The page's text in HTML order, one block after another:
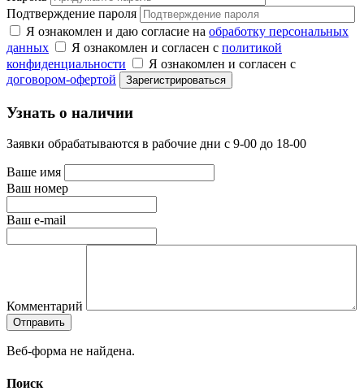
Подтверждение пароля
Я ознакомлен и даю согласие на обработку персональных
данных
Я ознакомлен и согласен с политикой
конфиденциальности
Я ознакомлен и согласен с
договором-офертой
Узнать о наличии
Заявки обрабатываются в рабочие дни с 9-00 до 18-00
Ваше имя
Ваш номер
Ваш e-mail
Комментарий
Веб-форма не найдена.
Поиск